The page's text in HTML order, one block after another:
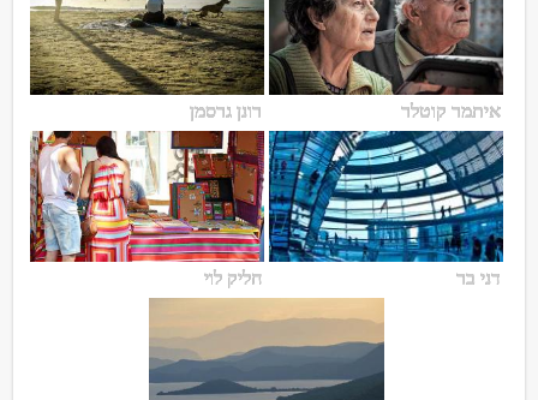
איתמר קוטלר רונן גרסמן
דני בר חליק לוי